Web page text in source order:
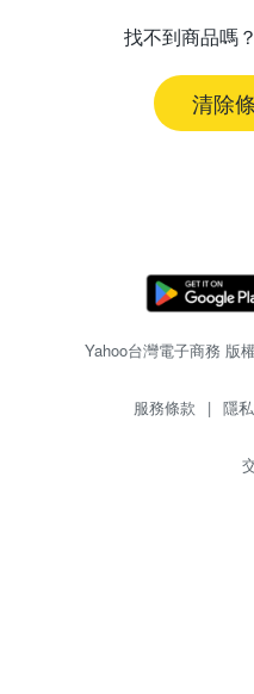
找不到商品嗎
清除
Yahoo台灣電子商務 版
服務條款 | 隱